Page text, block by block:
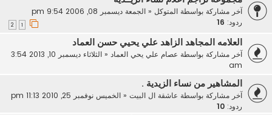
آخر مشاركة بواسطة المتوكل « الجمعة ديسمبر 08, 2006 9:54 pm
ردود: 16
1
2
العلامه المجاهد الزاهد علي يحيي حسن العماد
آخر مشاركة بواسطة عصام علي يحي العماد «
الثلاثاء ديسمبر 10, 2013 3:54
am
المشاهير من نساء الزيدية .
آخر مشاركة بواسطة عاشقة ال البيت « الخميس نوفمبر 25, 2010 11:13 pm
ردود: 10